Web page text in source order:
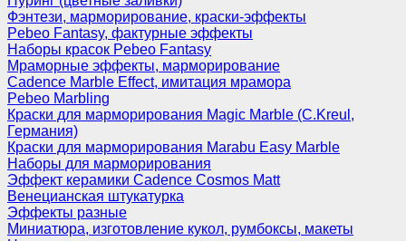
Фэнтези, марморирование, краски-эффекты
Pebeo Fantasy, фактурные эффекты
Наборы красок Pebeo Fantasy
Мраморные эффекты, марморирование
Cadence Marble Effect, имитация мрамора
Pebeo Marbling
Краски для марморирования Magic Marble (C.Kreul,
Германия)
Краски для марморирования Marabu Easy Marble
Наборы для марморирования
Эффект керамики Cadence Cosmos Matt
Венецианская штукатурка
Эффекты разные
Миниатюра, изготовление кукол, румбоксы, макеты